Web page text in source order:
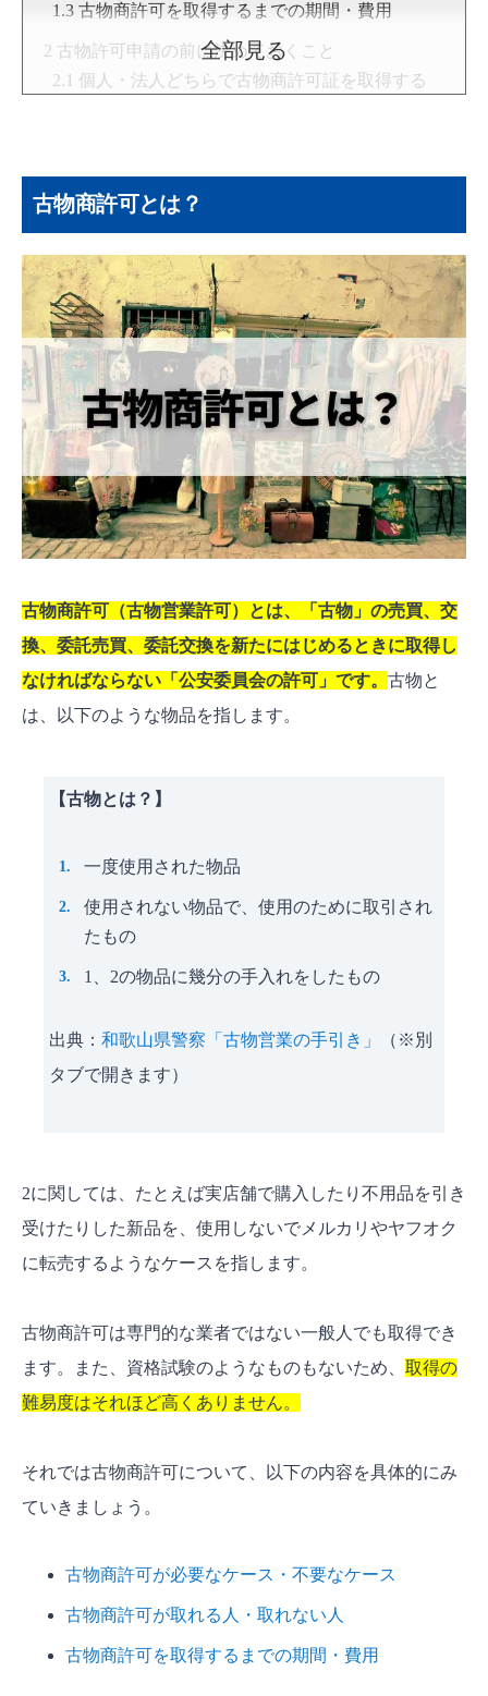
古物商許可を取得するまでの期間・費用
古物許可申請の前に決めておくこと
個人・法人どちらで古物商許可証を取得する
営業場所と営業形態
古物商許可申請の流れ
1.警察署に事前相談する
2.古物許可申請の必要書類をそろえる
3.古物許可申請書を作成する
4.古物商許可申請書の副本を作成する
5.警察署に古物商許可申請の予約を入れる
6.警察署に古物許可申請書を提出
7.古物商許可証の審査を受ける
8.「古物商許可証」の交付を受ける
古物商許可証は誰でも取れるのですか？
メルカリやヤフオクで古物を扱いたいのです
が古物商許可は必要ですか？
古物商許可証に違反したときの罰則はありま
古物商許可の申請は流れを押さえればそれほど難
全部見る
古物商許可とは？
古物商許可（古物営業許可）とは、「古物」の売買、交
換、委託売買、委託交換を新たにはじめるときに取得し
なければならない「 公安委員会の許可 」です。 古物と
は、以下のような物品を指します。
【古物とは？】
一度使用された物品
使用されない物品で、使用のために取引され
たもの
1、2の物品に幾分の手入れをしたもの
出典：和歌山県警察「古物営業の手引き」
（※別
タブで開きます）
2に関しては、たとえば実店舗で購入したり不用品を引き
受けたりした新品を、使用しないでメルカリやヤフオク
に転売するようなケースを指します。
古物商許可は専門的な業者ではない一般人でも取得でき
ます。また、資格試験のようなものもないため、 取得の
難易度はそれほど高くありません。
それでは古物商許可について、以下の内容を具体的にみ
ていきましょう。
古物商許可が必要なケース・不要なケース
古物商許可が取れる人・取れない人
古物商許可を取得するまでの期間・費用